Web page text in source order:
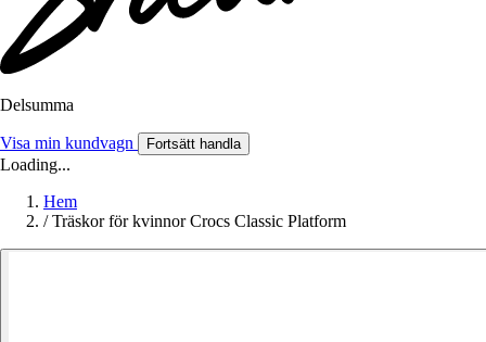
Delsumma
Visa min kundvagn Fortsätt handla
Loading...
Hem
/ Träskor för kvinnor Crocs Classic Platform